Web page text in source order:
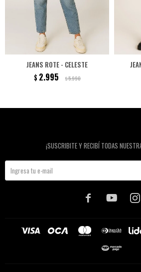
JEANS ROTE - CELESTE
$ 2.995 $5.990
¡SUSCRIBITE Y RECIBÍ TODAS
  